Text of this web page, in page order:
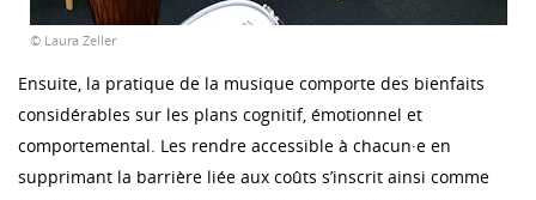
© Laura Zeller
Ensuite, la pratique de la musique comporte des bienfaits
considérables sur les plans cognitif, émotionnel et
comportemental. Les rendre accessible à chacun·e en
supprimant la barrière liée aux coûts s’inscrit ainsi comme